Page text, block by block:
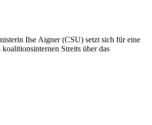
Ilse Aigner (CSU) setzt sich für eine
Streits über das